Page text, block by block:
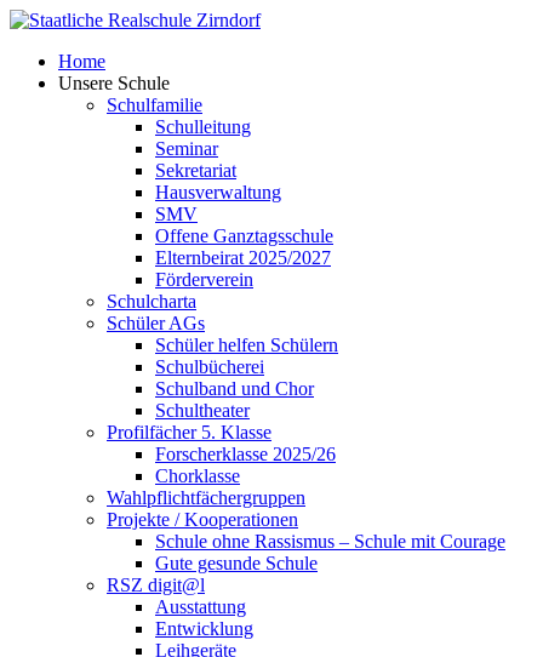
Skip
contentHome
Unsere Schule
Schulfamilie
Schulleitung
Seminar
Sekretariat
Hausverwaltung
SMV
Offene Ganztagsschule
Elternbeirat 2025/2027
Förderverein
Schulcharta
Schüler AGs
Schüler helfen Schülern
Schulbücherei
Schulband und Chor
Schultheater
Profilfächer 5. Klasse
Forscherklasse 2025/26
Chorklasse
Wahlpflichtfächergruppen
Projekte / Kooperationen
Schule ohne Rassismus – Schule mit Courage
Gute gesunde Schule
RSZ digit@l
Ausstattung
Entwicklung
Leihgeräte